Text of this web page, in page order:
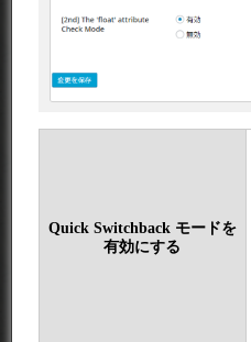
Quick Switchback モードを
有効にする